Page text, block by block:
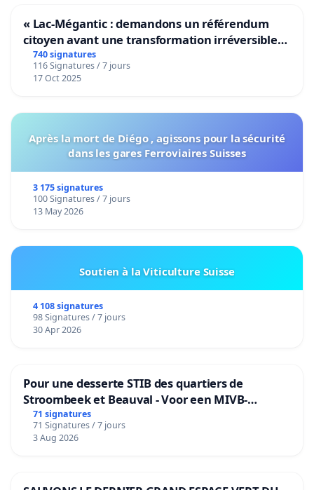
« Lac-Mégantic : demandons un référendum
citoyen avant une transformation irréversible
de notre territoire »
740 signatures
116 Signatures / 7 jours
17 Oct 2025
Après la mort de Diégo , agissons pour la sécurité
dans les gares Ferroviaires Suisses
3 175 signatures
100 Signatures / 7 jours
13 May 2026
Soutien à la Viticulture Suisse
4 108 signatures
98 Signatures / 7 jours
30 Apr 2026
Pour une desserte STIB des quartiers de
Stroombeek et Beauval - Voor een MIVB-
bediening van de wijken Strombeek en Het
Voor
71 signatures
71 Signatures / 7 jours
3 Aug 2026